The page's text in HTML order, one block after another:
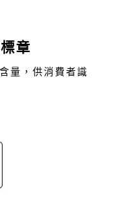
章
量，供消費者識